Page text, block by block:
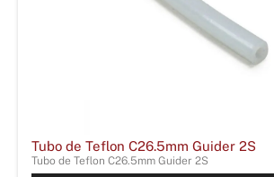
Tubo de Teflon C26.5mm Guider 2S
Tubo de Teflon C26.5mm Guider 2S